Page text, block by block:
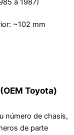
~102 mm
Toyota)
número de chasis,
de parte